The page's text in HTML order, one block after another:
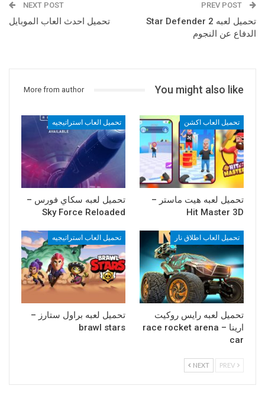
تحميل لعبه Star Defender 2
الدفاع عن النجوم
NEXT POST
تحميل احدث العاب الموبايل
You might also like
More from author
تحميل العاب اكشن
تحميل لعبه هيت ماستر –
Hit Master 3D
تحميل العاب استراتيجيه
تحميل لعبه سكاي فورس –
Sky Force Reloaded
تحميل العاب اطلاق نار
تحميل لعبه رايس روكيت
ارينا – race rocket arena
car
تحميل العاب استراتيجيه
تحميل لعبه براول ستارز –
brawl stars
NEXT